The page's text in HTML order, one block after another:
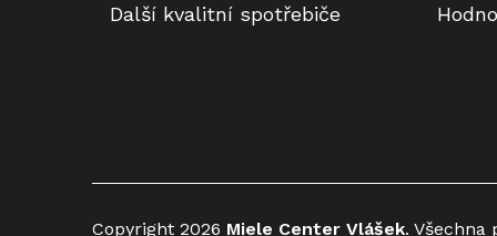
Další kvalitní spotřebiče
Copyright 2026 Miele Center Vlášek. Všechna